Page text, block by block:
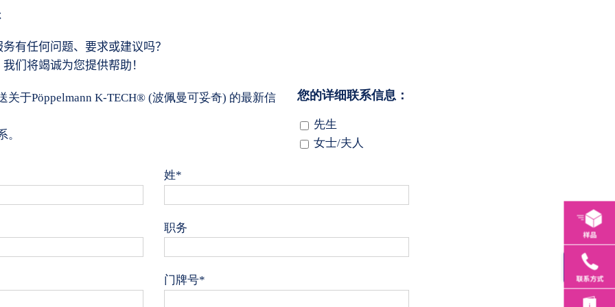
有任何问题、要求或建议吗？
们将竭诚为您提供帮助！
关于Pöppelmann K-TECH® (波佩曼可妥奇) 的最新信 您的详细联系信息：
先生
女士/夫人
姓*
职务
门牌号*
Toggle
Sliding